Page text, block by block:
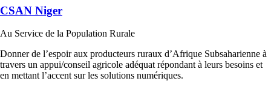
CSAN Niger
Au Service de la Population Rurale
Donner de l’espoir aux producteurs ruraux d’Afrique Subsaharienne à
travers un appui/conseil agricole adéquat répondant à leurs besoins et
en mettant l’accent sur les solutions numériques.